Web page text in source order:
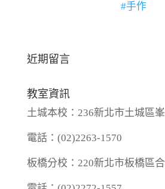
#手作
近期留言
教室資訊
土城本校：236新北市土城區
電話：(02)2263-1570
板橋分校：220新北市板橋區